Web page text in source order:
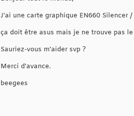
J'ai une carte graphique EN660 Silencer
ça doit être asus mais je ne trouve pas
Sauriez-vous m'aider svp ?
Merci d'avance.
beegees